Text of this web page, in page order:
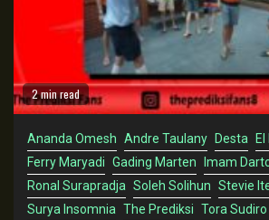
2 min read
Ananda Omesh Andre Taulany Desta
Ferry Maryadi Gading Marten
Imam
Ronal Surapradja Soleh Solihun Stevie
Surya Insomnia The Prediksi Tora Sudiro